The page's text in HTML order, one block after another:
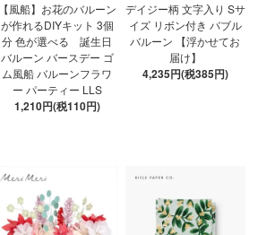
【風船】お花のバルーン
が作れるDIYキット 3個
分 色が選べる 誕生日
バルーン バースデー ゴ
ム風船 バルーンフラワ
ー パーティー LLS
1,210円(税110円)
デイジー柄 文字入り Sサ
イズ リボン付き バブル
バルーン 【浮かせてお
届け】
4,235円(税385円)